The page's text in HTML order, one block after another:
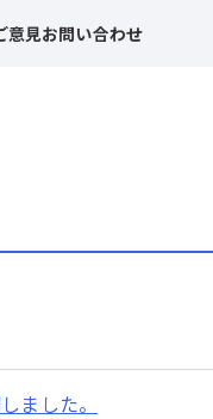
意見お問い合わせ
ました。